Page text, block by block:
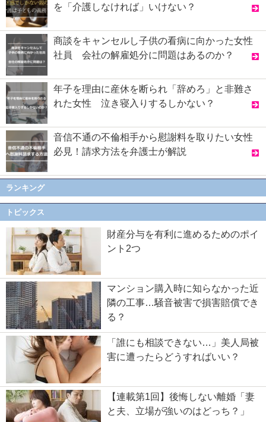
を「介護しなければ」いけない？
商談をキャンセルし子供の看病に向かった女性
社員 会社の解雇処分に問題はあるのか？
年子を理由に産休を断られ「辞めろ」と非難さ
れた女性 泣き寝入りするしかない？
音信不通の不倫相手から慰謝料を取りたい女性
必見！請求方法を弁護士が解説
ランキング
トピックス
財産分与を有利に進めるためのポイ
ント2つ
マンション購入時に知らなかった近
隣の工事…騒音被害で損害賠償でき
る？
「誰にも相談できない…」美人局被
害に遭ったらどうすればいい？
【連載第1回】後悔しない離婚「妻
と夫、立場が強いのはどっち？」